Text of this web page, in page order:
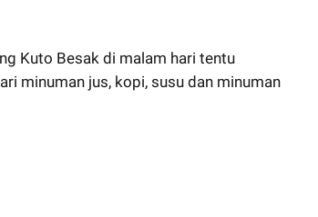
Kuto Besak di malam hari tentu
minuman jus, kopi, susu dan minuman